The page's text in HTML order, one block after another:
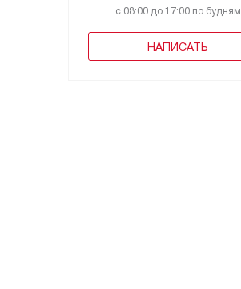
с 08:00 до 17:00 по будням
НАПИСАТЬ